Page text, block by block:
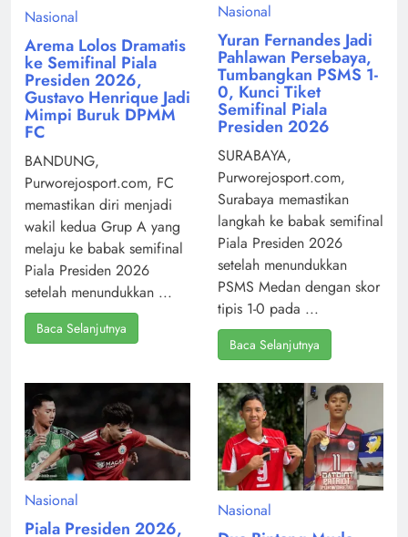
Nasional
Arema Lolos Dramatis
ke Semifinal Piala
Presiden 2026,
Gustavo Henrique Jadi
Mimpi Buruk DPMM
FC
BANDUNG,
Purworejosport.com, FC
memastikan diri menjadi
wakil kedua Grup A yang
melaju ke babak semifinal
Piala Presiden 2026
setelah menundukkan ...
Baca Selanjutnya
Nasional
Yuran Fernandes Jadi
Pahlawan Persebaya,
Tumbangkan PSMS 1-
0, Kunci Tiket
Semifinal Piala
Presiden 2026
SURABAYA,
Purworejosport.com,
Surabaya memastikan
langkah ke babak semifinal
Piala Presiden 2026
setelah menundukkan
PSMS Medan dengan skor
tipis 1-0 pada ...
Baca Selanjutnya
Nasional
Piala Presiden 2026,
Nasional